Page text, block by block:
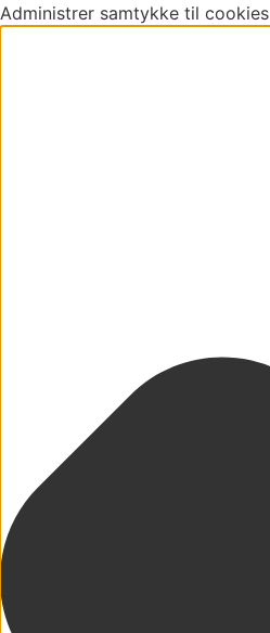
Administrer samtykke til cookies